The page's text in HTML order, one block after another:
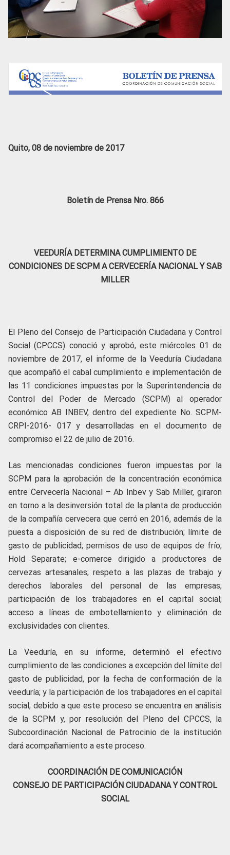
Quito, 08 de noviembre de 2017
Boletín de Prensa Nro. 866
VEEDURÍA DETERMINA CUMPLIMIENTO DE
CONDICIONES DE SCPM A CERVECERÍA NACIONAL Y SAB
MILLER
El Pleno del Consejo de Participación Ciudadana y Control
Social (CPCCS) conoció y aprobó, este miércoles 01 de
noviembre de 2017, el informe de la Veeduría Ciudadana
que acompañó el cabal cumplimiento e implementación de
las 11 condiciones impuestas por la Superintendencia de
Control del Poder de Mercado (SCPM) al operador
económico AB INBEV, dentro del expediente No. SCPM-
CRPI-2016- 017 y desarrolladas en el documento de
compromiso el 22 de julio de 2016.
Las mencionadas condiciones fueron impuestas por la
SCPM para la aprobación de la concentración económica
entre Cervecería Nacional – Ab Inbev y Sab Miller, giraron
en torno a la desinversión total de la planta de producción
de la compañía cervecera que cerró en 2016, además de la
puesta a disposición de su red de distribución; límite de
gasto de publicidad; permisos de uso de equipos de frío;
Hold Separate; e-comerce dirigido a productores de
cervezas artesanales; respeto a las plazas de trabajo y
derechos laborales del personal de las empresas;
participación de los trabajadores en el capital social;
acceso a líneas de embotellamiento y eliminación de
exclusividades con clientes.
La Veeduría, en su informe, determinó el efectivo
cumplimiento de las condiciones a excepción del límite del
gasto de publicidad, por la fecha de conformación de la
veeduría; y la participación de los trabajadores en el capital
social, debido a que este proceso se encuentra en análisis
de la SCPM y, por resolución del Pleno del CPCCS, la
Subcoordinación Nacional de Patrocinio de la institución
dará acompañamiento a este proceso.
COORDINACIÓN DE COMUNICACIÓN
CONSEJO DE PARTICIPACIÓN CIUDADANA Y CONTROL
SOCIAL